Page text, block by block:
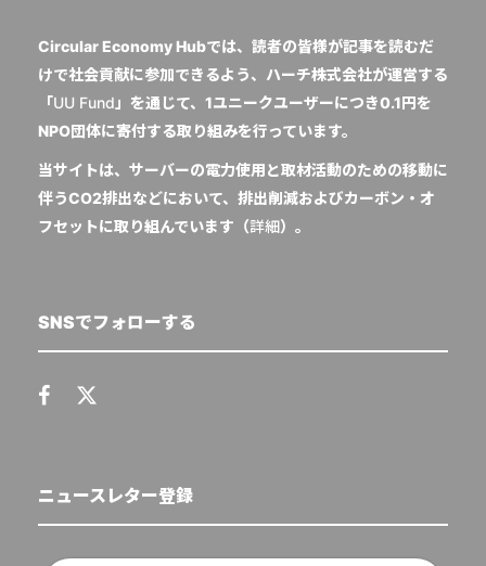
Circular Economy Hubでは、読者の皆様が記事を読むだ
けで社会貢献に参加できるよう、ハーチ株式会社が運営する
「UU Fund 」を通じて、1ユニークユーザーにつき0.1円を
NPO団体に寄付する取り組みを行っています。
当サイトは、サーバーの電力使用と取材活動のための移動に
伴うCO2排出などにおいて、排出削減およびカーボン・オ
フセットに取り組んでいます（詳細）。
SNSでフォローする
ニュースレター登録